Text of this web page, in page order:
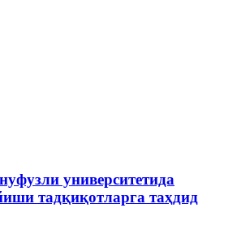
университетида
тадқиқотларга таҳдид